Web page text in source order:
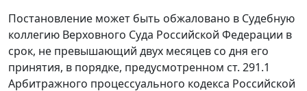
Постановление может быть обжаловано в Судебную
коллегию Верховного Суда Российской Федерации в
срок, не превышающий двух месяцев со дня его
принятия, в порядке, предусмотренном ст. 291.1
Арбитражного процессуального кодекса Российской